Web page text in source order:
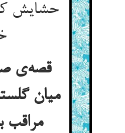
حشایش
قصه‌ی
میان
مراقب